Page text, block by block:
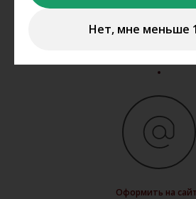
Нет, мне меньше
добавляйте их в корзину, укажите
которого вы планируете
Оформить на